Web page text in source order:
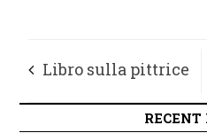
Libro sulla pittrice
Bonarelli presentato
RECENT